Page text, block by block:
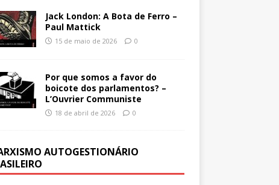
Jack London: A Bota de Ferro –
Paul Mattick
15 de maio de 2026 0
Por que somos a favor do
boicote dos parlamentos? –
L’Ouvrier Communiste
18 de abril de 2026 0
AUTOGESTIONÁRIO